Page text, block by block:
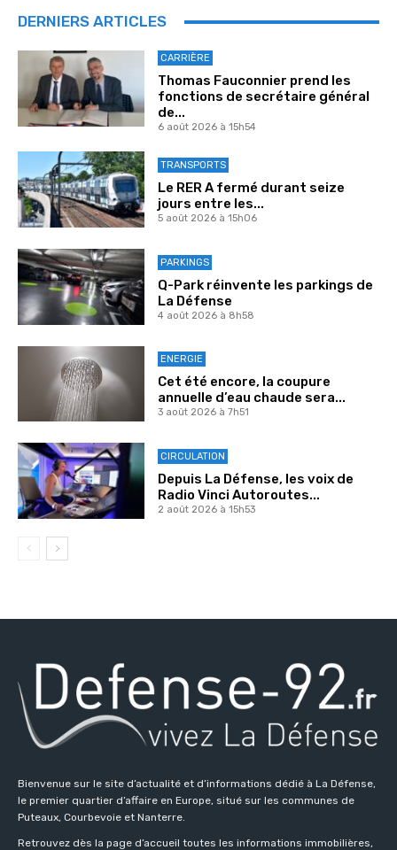
DERNIERS ARTICLES
CARRIÈRE
Thomas Fauconnier prend les
fonctions de secrétaire général
de...
6 août 2026 à 15h54
TRANSPORTS
Le RER A fermé durant seize
jours entre les...
5 août 2026 à 15h06
PARKINGS
Q-Park réinvente les parkings de
La Défense
4 août 2026 à 8h58
ENERGIE
Cet été encore, la coupure
annuelle d’eau chaude sera...
3 août 2026 à 7h51
CIRCULATION
Depuis La Défense, les voix de
Radio Vinci Autoroutes...
2 août 2026 à 15h53
Bienvenue sur le site d’actualité et d’informations dédié à La Défense,
le premier quartier d’affaire en Europe, situé sur les communes de
Puteaux, Courbevoie et Nanterre.
Retrouvez dès la page d’accueil toutes les informations immobilières,